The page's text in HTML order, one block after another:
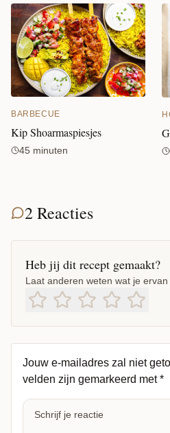
BARBECUE
Kip Shoarmaspiesjes
45 minuten
2 Reacties
Heb jij dit recept gemaakt?
Laat anderen weten wat je ervan
Jouw e-mailadres zal niet
velden zijn gemarkeerd met*